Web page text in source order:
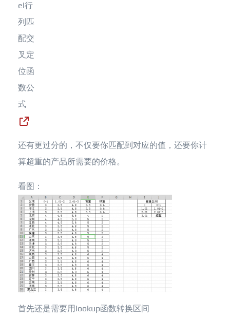
el行
列匹
配交
叉定
位函
数公
式
还有更过分的，不仅要你匹配到对应的值，还要你计
算超重的产品所需要的价格。
看图：
首先还是需要用lookup函数转换区间